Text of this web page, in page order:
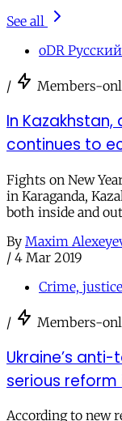
See all
oDR Русский
/ Members-
In Kazakhstan,
continues to
Fights on New
in Karaganda,
both inside and
By Maxim
/ 4 Mar 2019
Crime,
/ Members-
Ukraine’s
serious
According to new